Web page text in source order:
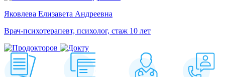
Яковлева Елизавета Андреевна
Врач-психотерапевт, психолог, стаж 10 лет